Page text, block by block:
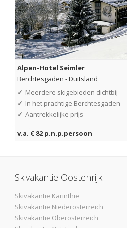
Alpen-Hotel Seimler
Berchtesgaden -Duitsland
✓ Meerdere skigebieden dichtbij
✓ In het prachtige Berchtesgaden
✓ Aantrekkelijke prijs
v.a. € 82 p.n.p.persoon
Skivakantie Oostenrijk
Skivakantie Karinthie
Skivakantie Niederosterreich
Skivakantie Oberosterreich